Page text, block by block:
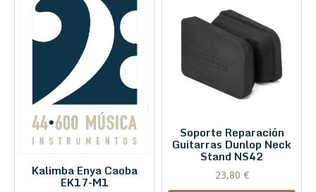
Kalimba Enya Caoba
EK17-M1
Soporte Reparación
Guitarras Dunlop Neck
Stand NS42
23,80 €